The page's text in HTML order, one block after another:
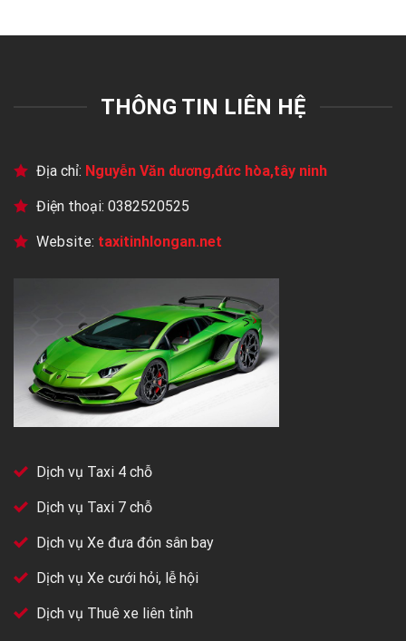
THÔNG TIN LIÊN HỆ
Địa chỉ: Nguyễn Văn dương,đức hòa,tây ninh
Điện thoại: 0382520525
Website: taxitinhlongan.net
Dịch vụ Taxi 4 chỗ
Dịch vụ Taxi 7 chỗ
Dịch vụ Xe đưa đón sân bay
Dịch vụ Xe cưới hỏi, lễ hội
Dịch vụ Thuê xe liên tỉnh